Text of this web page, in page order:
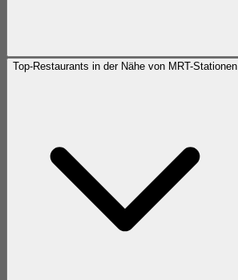
Top-Restaurants in der Nähe von MRT-Stationen